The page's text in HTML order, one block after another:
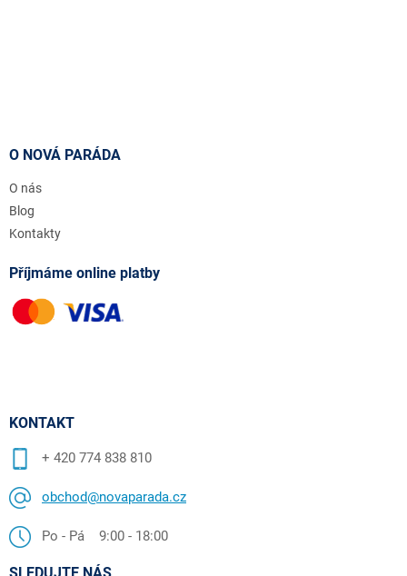
O NOVÁ PARÁDA
O nás
Blog
Kontakty
Příjmáme online platby
KONTAKT
+ 420 774 838 810
obchod@novaparada.cz
Po - Pá 9:00 - 18:00